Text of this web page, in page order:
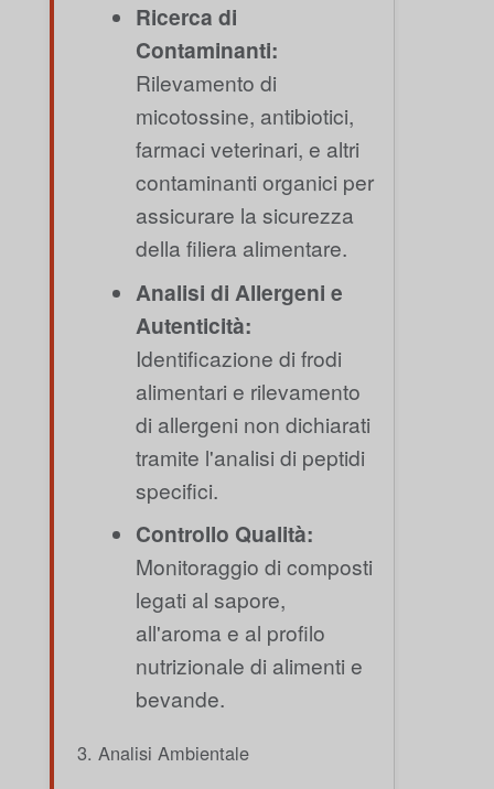
Ricerca di
Contaminanti:
Rilevamento di
micotossine, antibiotici,
farmaci veterinari, e altri
contaminanti organici per
assicurare la sicurezza
della filiera alimentare.
Analisi di Allergeni e
Autenticità:
Identificazione di frodi
alimentari e rilevamento
di allergeni non dichiarati
tramite l'analisi di peptidi
specifici.
Controllo Qualità:
Monitoraggio di composti
legati al sapore,
all'aroma e al profilo
nutrizionale di alimenti e
bevande.
3. Analisi Ambientale